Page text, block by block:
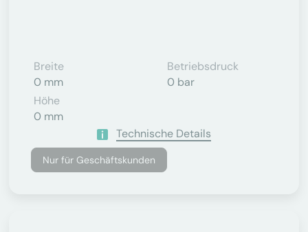
Breite
0 mm
Betriebsdruck
0 bar
Höhe
0 mm
Technische Details
Nur für Geschäftskunden